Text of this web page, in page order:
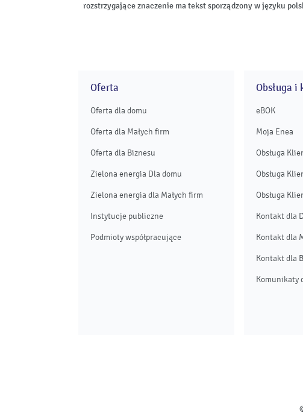
rozstrzygające znaczenie ma tekst sporządzony w języku
Oferta
Oferta dla domu
Oferta dla Małych firm
Oferta dla Biznesu
Zielona energia Dla domu
Zielona energia dla Małych firm
Instytucje publiczne
Podmioty współpracujące
Obsługa
eBOK
Moja Enea
Obsługa
Obsługa
Obsługa
Kontakt dla
Kontakt dla
Kontakt dla
Komunikaty